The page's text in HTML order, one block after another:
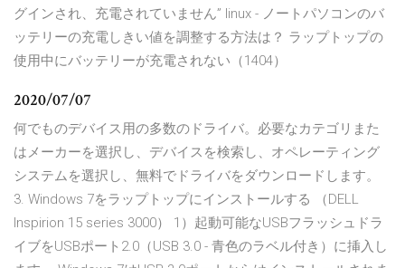
グインされ、充電されていません” linux - ノートパソコンのバ
ッテリーの充電しきい値を調整する方法は？ ラップトップの
使用中にバッテリーが充電されない（1404）
2020/07/07
何でものデバイス用の多数のドライバ。必要なカテゴリまた
はメーカーを選択し、デバイスを検索し、オペレーティング
システムを選択し、無料でドライバをダウンロードします。
3. Windows 7をラップトップにインストールする （DELL
Inspirion 15 series 3000） 1）起動可能なUSBフラッシュドラ
イブをUSBポート2.0（USB 3.0 - 青色のラベル付き）に挿入し